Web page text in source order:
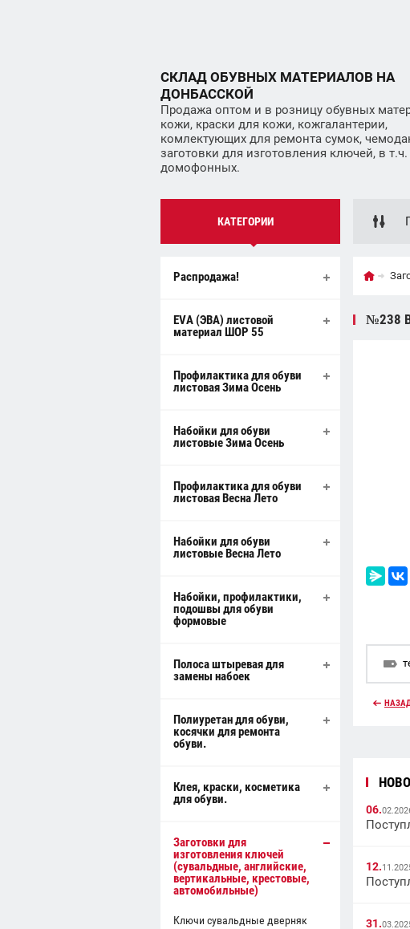
СКЛАД ОБУВНЫХ МАТЕРИАЛОВ НА
ДОНБАССКОЙ
Продажа оптом и в розницу обувных
кожи, краски для кожи, кожгалантерии,
комлектующих для ремонта сумок,
заготовки для изготовления ключей, в т.ч.
домофонных.
КАТЕГОРИИ
Распродажа!
EVA (ЭВА) листовой
материал ШОР 55
Профилактика для обуви
листовая Зима Осень
Набойки для обуви
листовые Зима Осень
Профилактика для обуви
листовая Весна Лето
Набойки для обуви
листовые Весна Лето
Набойки, профилактики,
подошвы для обуви
формовые
Полоса штыревая для
замены набоек
Полиуретан для обуви,
косячки для ремонта
обуви.
Клея, краски, косметика
для обуви.
Заготовки для
изготовления ключей
(сувальдные, английские,
вертикальные, крестовые,
автомобильные)
Ключи сувальдные дверняк
№238
06.
12.
31.